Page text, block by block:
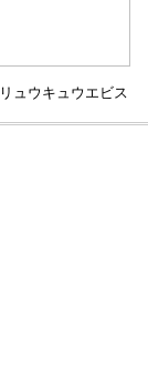
リュウキュウエビス